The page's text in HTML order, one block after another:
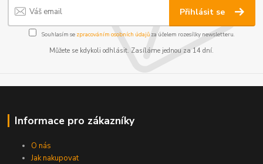
Přihlásit se
Souhlasím se zpracováním osobních údajůza účelem rozesílky newsletteru.
Můžete se kdykoli odhlásit. Zasíláme jednou za 14 dní.
Informace pro zákazníky
O nás
Jak nakupovat